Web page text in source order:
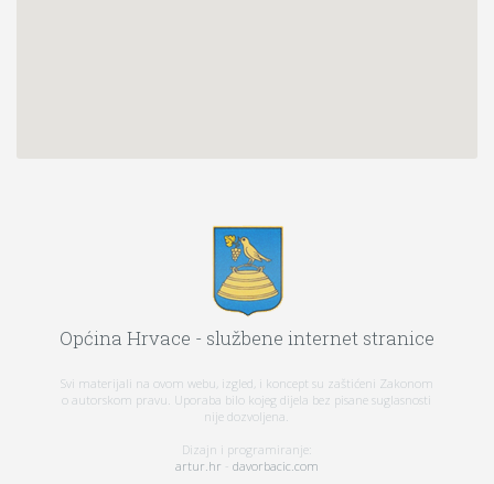
Općina Hrvace - službene internet stranice
Svi materijali na ovom webu, izgled, i koncept su zaštićeni Zakonom
o autorskom pravu. Uporaba bilo kojeg dijela bez pisane suglasnosti
nije dozvoljena.
Dizajn i programiranje:
artur.hr - davorbacic.com